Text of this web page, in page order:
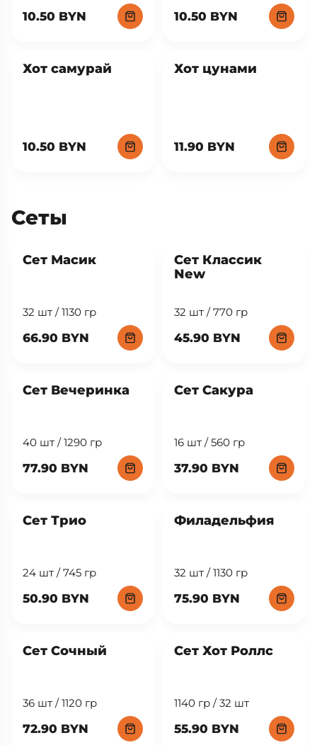
10.50 BYN 10.50 BYN
Хот самурай
10.50 BYN
Хот цунами
11.90 BYN
Сеты
Сет Масик
32 шт / 1130 гр
66.90 BYN
Сет Классик
New
32 шт / 770 гр
45.90 BYN
Сет Вечеринка
40 шт / 1290 гр
77.90 BYN
Сет Сакура
16 шт / 560 гр
37.90 BYN
Сет Трио
24 шт / 745 гр
50.90 BYN
Филадельфия
32 шт / 1130 гр
75.90 BYN
Сет Сочный
36 шт / 1120 гр
72.90 BYN
Сет Хот Роллс
1140 гр / 32 шт
55.90 BYN